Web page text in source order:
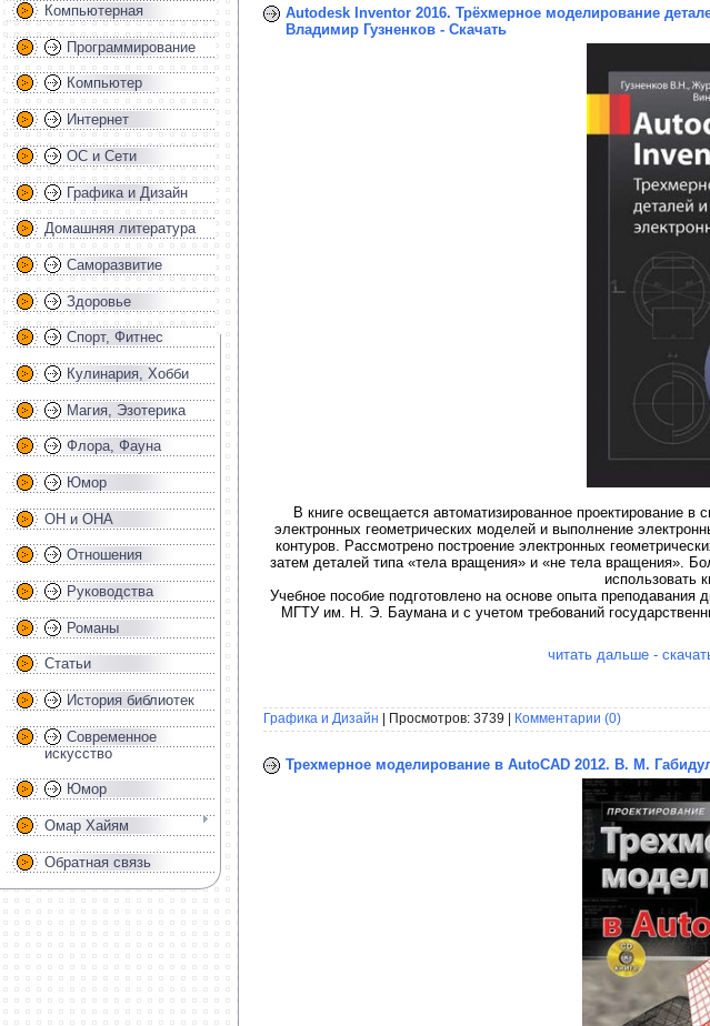
Компьютерная
Программирование
Компьютер
Интернет
ОС и Сети
Графика и Дизайн
Домашняя литература
Саморазвитие
Здоровье
Спорт, Фитнес
Кулинария, Хобби
Магия, Эзотерика
Флора, Фауна
Юмор
ОН и ОНА
Отношения
Руководства
Романы
Статьи
История библиотек
Современное
искусство
Юмор
Омар Хайям
Обратная связь
Autodesk Inventor 2016. Трёхмерное моделирование
Владимир Гузненков - Скачать
В книге освещается автоматизированное проектирование
электронных геометрических моделей и выполнение
контуров. Рассмотрено построение электронных
затем деталей типа «тела вращения» и «не тела вращения».
использовать
Учебное пособие подготовлено на основе опыта
МГТУ им. Н. Э. Баумана и с учетом требований
читать дальше -
Графика и Дизайн | Просмотров: 3739 | Комментарии (0)
Трехмерное моделирование в AutoCAD 2012. В. М.